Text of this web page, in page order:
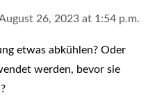
26, 2023 at 1:54 p.m.
etwas abkühlen? Oder
werden, bevor sie